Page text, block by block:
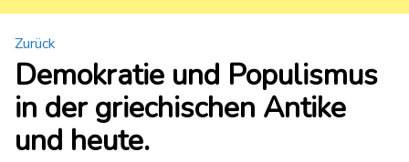
Zurück
Demokratie und Populismus
in der griechischen Antike
und heute.